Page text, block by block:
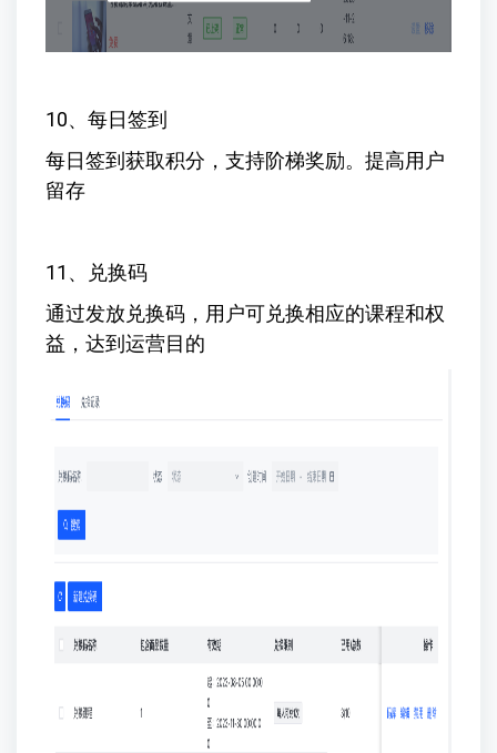
10、每日签到
每日签到获取积分，支持阶梯奖励。提高用户
留存
11、兑换码
通过发放兑换码，用户可兑换相应的课程和权
益，达到运营目的